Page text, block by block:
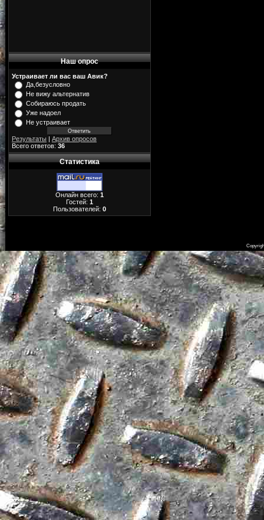
Наш опрос
Устраивает ли вас ваш Авик?
Да,безусловно
Не вижу альтернатив
Собираюсь продать
Уже надоел
Не устраивает
Результаты | Архив опросов
Всего ответов: 36
Статистика
Онлайн всего: 1
Гостей: 1
Пользователей: 0